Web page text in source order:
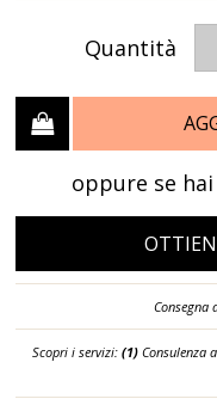
Quantità
oppure se
Consegna
Scopri i servizi: (1)Consulenza